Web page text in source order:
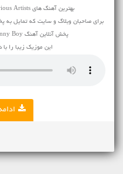
بهترین آهنگ های Various Artists را در این سایت رایگان دانلود کنید
برای صاحبان وبلاگ و سایت که تمایل به
پخش آنلاین آهنگ Various Artists Danny Boy آماده شده است
این موزیک زیبا را